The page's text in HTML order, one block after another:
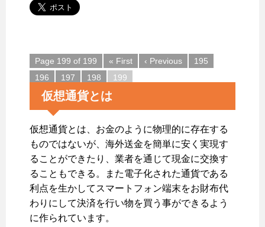
Page 199 of 199 « First ‹ Previous
195
196
197 198 199
仮想通貨とは
仮想通貨とは、お金のように物理的に存在する
ものではないが、海外送金を簡単に安く実現す
ることができたり、業者を通じて現金に交換す
ることもできる。また電子化された通貨である
利点を生かしてスマートフォン端末をお財布代
わりにして決済を行い物を買う事ができるよう
に作られています。